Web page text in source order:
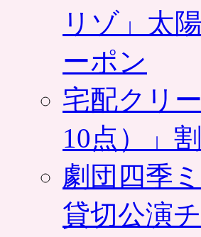
リゾ」太
ーポン
宅配クリ
10点）」
劇団四季
貸切公演